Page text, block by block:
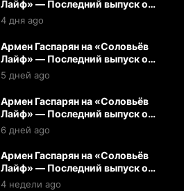
Лайф» — Последний выпуск от
05.08.2026
4 дня ago
Армен Гаспарян на «Соловьёв
Лайф» — Последний выпуск от
04.08.2026
5 дней ago
Армен Гаспарян на «Соловьёв
Лайф» — Последний выпуск от
03.08.2026
6 дней ago
Армен Гаспарян на «Соловьёв
Лайф» — Последний выпуск от
15.07.2026
4 недели ago